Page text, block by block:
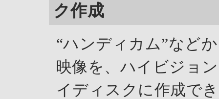
ク作成
“ハンディカム”など
映像を、ハイビジョ
イディスクに作成で